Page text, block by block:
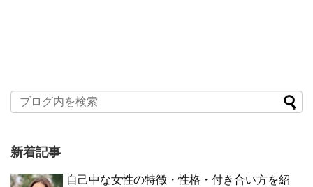
新着記事
自己中な女性の特徴・性格・付き合い方を紹